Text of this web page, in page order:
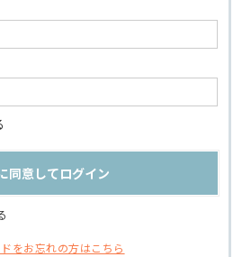
をお忘れの方はこちら